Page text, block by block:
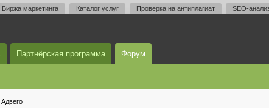
Биржа маркетинга Каталог услуг Проверка на антиплагиат SEO-
Партнёрская программа Форум